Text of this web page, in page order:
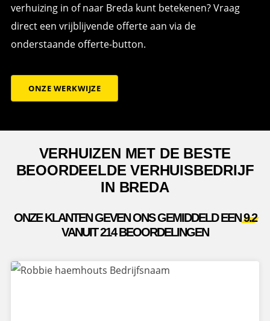
verhuizing in of naar Breda kunt betekenen? Vraag
direct een vrijblijvende offerte aan via de
onderstaande offerte-button.
ONZE WERKWIJZE
VERHUIZEN MET DE BESTE
BEOORDEELDE VERHUISBEDRIJF
IN BREDA
ONZE KLANTEN GEVEN ONS GEMIDDELD EEN9.2
VANUIT 214 BEOORDELINGEN